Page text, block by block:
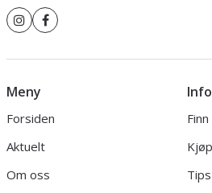
Meny
Forsiden
Aktuelt
Om oss